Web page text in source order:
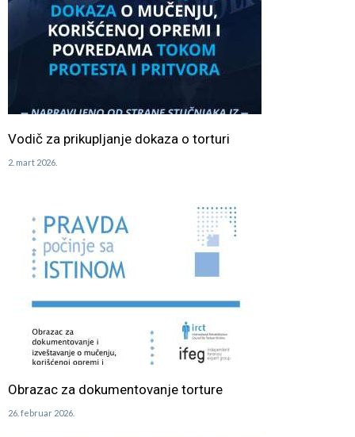
Vodič za prikupljanje dokaza o torturi
2. mart 2026.
Obrazac za dokumentovanje torture
26. februar 2026.